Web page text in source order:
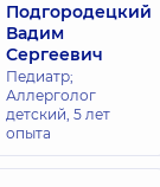
Подгородецкий
Вадим
Сергеевич
Педиатр;
Аллерголог
детский, 5 лет
опыта